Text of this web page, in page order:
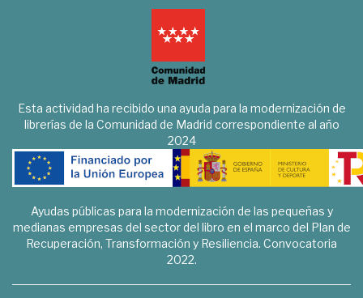
Esta actividad ha recibido una ayuda para la modernización de
librerías de la Comunidad de Madrid correspondiente al año
2024
Ayudas públicas para la modernización de las pequeñas y
medianas empresas del sector del libro en el marco del Plan de
Recuperación, Transformación y Resiliencia. Convocatoria
2022.